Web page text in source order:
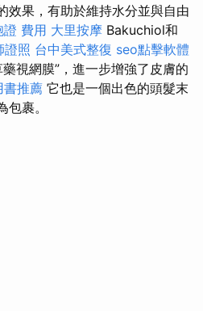
效果，有助於維持水分​​並與自由
證 費用 大里按摩 Bakuchiol和
證照 台中美式整復 seo點擊軟體
視網膜”，進一步增強了皮膚的
書推薦 它也是一個出色的頭髮末
裹。